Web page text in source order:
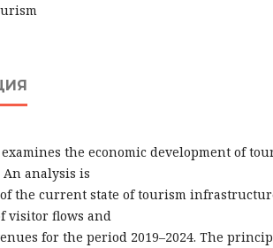
the economic development of
An analysis is
the current state of tourism
visitor flows and
for the period 2019–2024. The